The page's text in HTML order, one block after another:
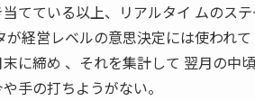
てている以上、リアルタイ ムのス
が経営レベルの意思決定には使われて
に締め 、それを集計して 翌月の中
手の打ちようがない。